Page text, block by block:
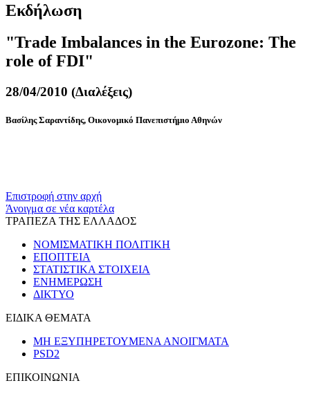
Εκδήλωση
"Trade Imbalances in the Eurozone: The
role of FDI"
28/04/2010 (Διαλέξεις)
Βασίλης Σαραντίδης, Οικονομικό Πανεπιστήμιο Αθηνών
Επιστροφή στην αρχή
Άνοιγμα σε νέα καρτέλα
ΤΡΑΠΕΖΑ ΤΗΣ ΕΛΛΑΔΟΣ
ΝΟΜΙΣΜΑΤΙΚΗ ΠΟΛΙΤΙΚΗ
ΕΠΟΠΤΕΙΑ
ΣΤΑΤΙΣΤΙΚΑ ΣΤΟΙΧΕΙΑ
ΕΝΗΜΕΡΩΣΗ
ΔΙΚΤΥΟ
ΕΙΔΙΚΑ ΘΕΜΑΤΑ
ΜΗ ΕΞΥΠΗΡΕΤΟΥΜΕΝΑ ΑΝΟΙΓΜΑΤΑ
PSD2
ΕΠΙΚΟΙΝΩΝΙΑ